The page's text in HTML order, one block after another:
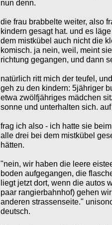
nun denn.
die frau brabbelte weiter, also
kindern gesagt hat. und es
dem mistkübel auch nicht die
komisch. ja nein, weil, meint
richtung gegangen, und dann
natürlich ritt mich der teufel,
geh zu den kindern: 5jähriger
etwa zwölfjähriges mädchen
sonne und unterhalten sich.
frag ich also - ich hatte sie
alle drei bei dem mistkübel
hätten.
"nein, wir haben die leere
boden aufgegangen, die
liegt jetzt dort, wenn die autos
paar rangierbahnhof) gehen
anderen strassenseite."
deutsch.